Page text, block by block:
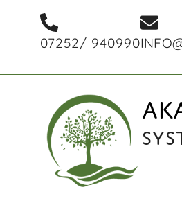
07252/ 940990